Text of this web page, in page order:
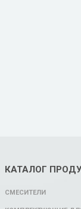
КАТАЛОГ
СМЕСИТЕЛИ